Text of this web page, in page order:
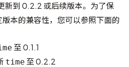
新到 0.2.2 或后续版本。为了保
本的兼容性，您可以参照下面的
至 0.1.1
time 至 0.2.2